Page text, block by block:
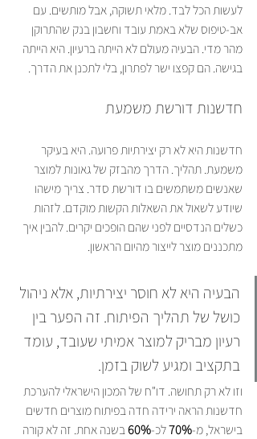
לעשות הכל לבד. מלאי תשוקה, אבל מותשים. עם
אב-טיפוס שלא באמת עובד וחשבון בנק שהתרוקן
מהר מדי. הבעיה מעולם לא הייתה ברעיון. היא הייתה
בגישה. הם קפצו ישר לפתרון, בלי לתכנן את הדרך.
חדשנות דורשת משמעת
חדשנות היא לא רק יצירתיות פרועה. היא בעיקר
משמעת. תהליך. הדרך מהבזק של גאונות למוצר
שאנשים משתמשים בו דורשת סדר. צריך מישהו
שיודע לשאול את השאלות הקשות מוקדם. לזהות
כשלים הנדסיים לפני שהם הופכים יקרים. להבין איך
מתכננים מוצר לייצור מהיום הראשון.
הבעיה היא לא חוסר יצירתיות, אלא ניהול
כושל של תהליך הפיתוח. זה הפער בין
רעיון מבריק למוצר אמיתי שעובד, עומד
בתקציב ומגיע לשוק בזמן.
וזו לא רק תחושה. דו"ח של המכון הישראלי להערכת
חדשנות הראה ירידה חדה בפיתוח מוצרים חדשים
בישראל, מ-70% לכ-60% בשנה אחת. זה לא קורה